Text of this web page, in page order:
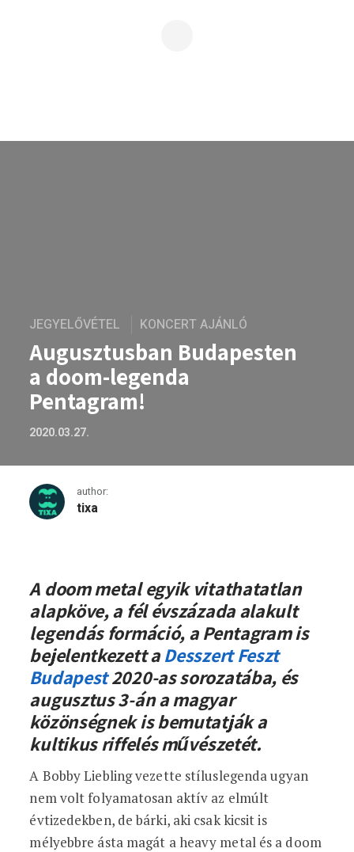
JEGYELŐVÉTEL KONCERT AJÁNLÓ
Augusztusban Budapesten
a doom-legenda
Pentagram!
2020.03.27.
author:
tixa
Augusztusban Budapesten a doom-
A doom metal egyik vitathatatlan
alapköve, a fél évszázada alakult
legendás formáció, a Pentagram is
bejelentkezett aDesszert Feszt
Budapest2020-as sorozatába, és
augusztus 3-án a magyar
közönségnek is bemutatják a
kultikus riffelés művészetét.
A Bobby Liebling vezette stíluslegenda ugyan
nem volt folyamatosan aktív az elmúlt
évtizedekben, de bárki, aki csak kicsit is
mélyebbre ásta magát a heavy metal és a doom